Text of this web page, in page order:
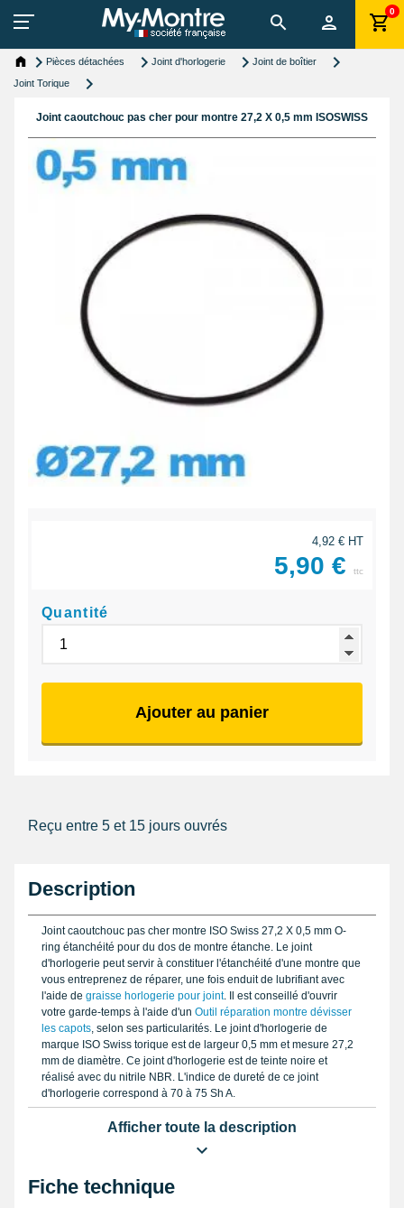
0
Pièces détachées Joint d'horlogerie
Joint de boîtier
Joint Torique
Joint caoutchouc pas cher pour montre 27,2 X 0,5 mm ISOSWISS
4,92 € HT
5,90 € ttc
Quantité
Ajouter au panier
Reçu entre 5 et 15 jours ouvrés
Description
Joint caoutchouc pas cher montre ISO Swiss 27,2 X 0,5 mm O-
ring étanchéité pour du dos de montre étanche. Le joint
d'horlogerie peut servir à constituer l'étanchéité d'une montre que
vous entreprenez de réparer, une fois enduit de lubrifiant avec
l'aide de graisse horlogerie pour joint. Il est conseillé d'ouvrir
votre garde-temps à l'aide d'un Outil réparation montre dévisser
les capots, selon ses particularités. Le joint d'horlogerie de
marque ISO Swiss torique est de largeur 0,5 mm et mesure 27,2
mm de diamètre. Ce joint d'horlogerie est de teinte noire et
réalisé avec du nitrile NBR. L'indice de dureté de ce joint
d'horlogerie correspond à 70 à 75 Sh A.
Afficher toute la description
Fiche technique